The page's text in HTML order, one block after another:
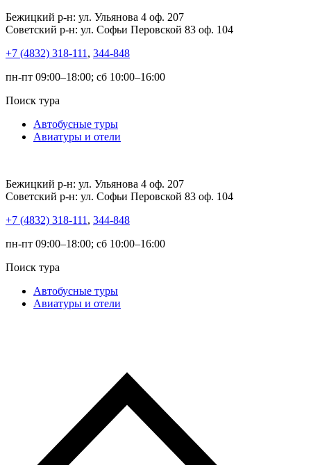
Бежицкий р-н: ул. Ульянова 4 оф. 207
Советский р-н: ул. Софьи Перовской 83 оф. 104
+7 (4832) 318-111 , 344-848
пн-пт 09:00–18:00; сб 10:00–16:00
Поиск тура
Автобусные туры
Авиатуры и отели
Бежицкий р-н: ул. Ульянова 4 оф. 207
Советский р-н: ул. Софьи Перовской 83 оф. 104
+7 (4832) 318-111 , 344-848
пн-пт 09:00–18:00; сб 10:00–16:00
Поиск тура
Автобусные туры
Авиатуры и отели